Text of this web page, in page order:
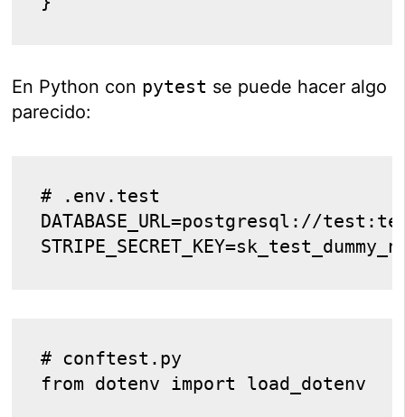
En Python con pytest se puede hacer algo
parecido:
# .env.test
DATABASE_URL=postgresql://
# conftest.py
from dotenv import load_dotenv